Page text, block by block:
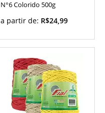
N°6 Colorido 500g
a partir de: R$24,99